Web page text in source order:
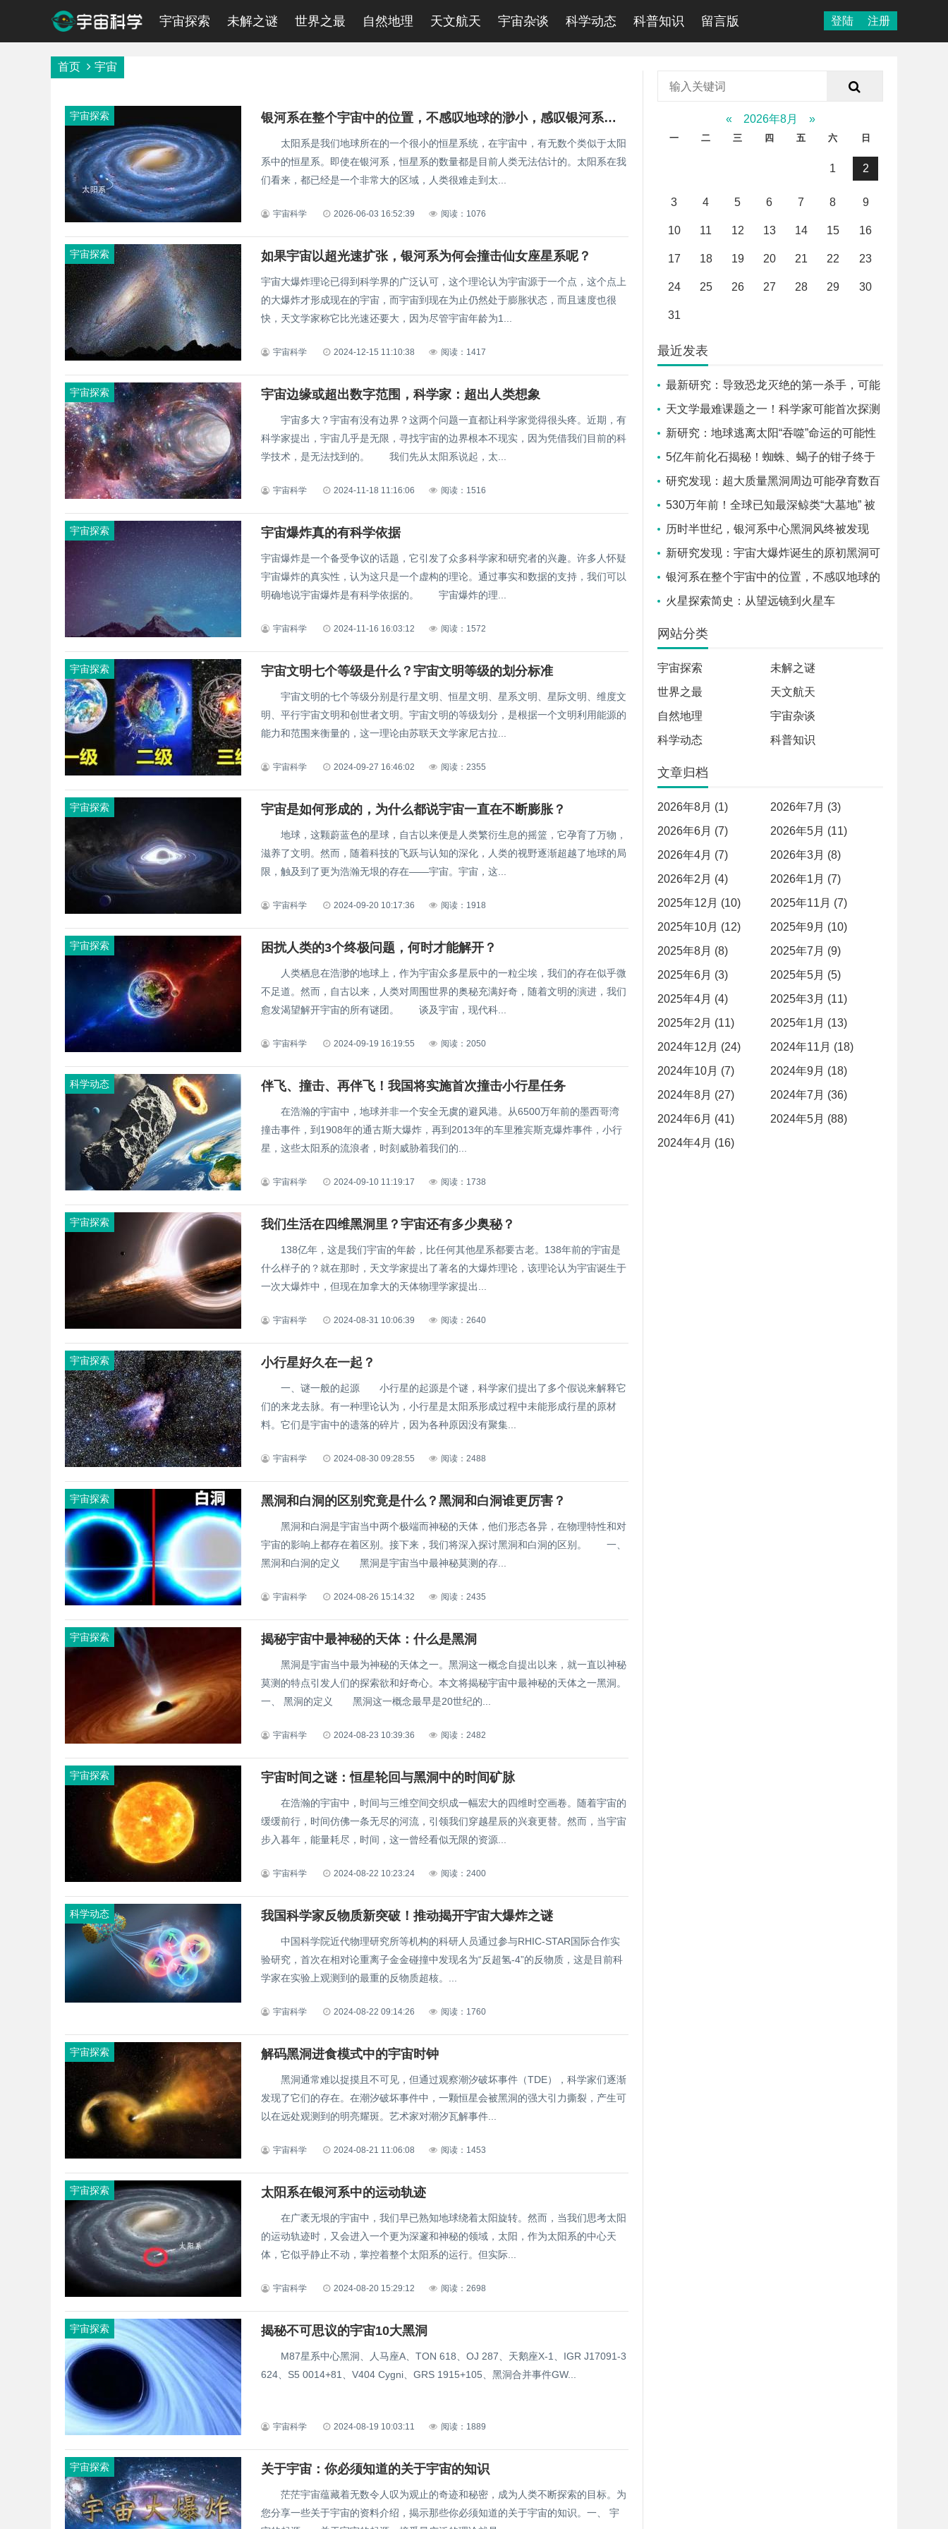
宇宙探索 未解之谜 世界之最 自然地理 天文航天 宇宙杂谈 科学动态 科普知识 留言版 登陆 注册
首页 宇宙
宇宙探索 银河系在整个宇宙中的位置，不感叹地球的渺小，感叹银河系的渺小！
太阳系是我们地球所在的一个很小的恒星系统，在宇宙中，有无数个类似于太阳
系中的恒星系。即使在银河系，恒星系的数量都是目前人类无法估计的。太阳系在我
们看来，都已经是一个非常大的区域，人类很难走到太...
宇宙科学 2026-06-03 16:52:39 阅读：1076
宇宙探索 如果宇宙以超光速扩张，银河系为何会撞击仙女座星系呢？
宇宙大爆炸理论已得到科学界的广泛认可，这个理论认为宇宙源于一个点，这个点上
的大爆炸才形成现在的宇宙，而宇宙到现在为止仍然处于膨胀状态，而且速度也很
快，天文学家称它比光速还要大，因为尽管宇宙年龄为1...
宇宙科学 2024-12-15 11:10:38 阅读：1417
宇宙探索 宇宙边缘或超出数字范围，科学家：超出人类想象
宇宙多大？宇宙有没有边界？这两个问题一直都让科学家觉得很头疼。近期，有
科学家提出，宇宙几乎是无限，寻找宇宙的边界根本不现实，因为凭借我们目前的科
学技术，是无法找到的。 我们先从太阳系说起，太...
宇宙科学 2024-11-18 11:16:06 阅读：1516
宇宙探索 宇宙爆炸真的有科学依据
宇宙爆炸是一个备受争议的话题，它引发了众多科学家和研究者的兴趣。许多人怀疑
宇宙爆炸的真实性，认为这只是一个虚构的理论。通过事实和数据的支持，我们可以
明确地说宇宙爆炸是有科学依据的。 宇宙爆炸的理...
宇宙科学 2024-11-16 16:03:12 阅读：1572
宇宙探索 宇宙文明七个等级是什么？宇宙文明等级的划分标准
宇宙文明的七个等级分别是行星文明、恒星文明、星系文明、星际文明、维度文
明、平行宇宙文明和创世者文明。宇宙文明的等级划分，是根据一个文明利用能源的
能力和范围来衡量的，这一理论由苏联天文学家尼古拉...
宇宙科学 2024-09-27 16:46:02 阅读：2355
宇宙探索 宇宙是如何形成的，为什么都说宇宙一直在不断膨胀？
地球，这颗蔚蓝色的星球，自古以来便是人类繁衍生息的摇篮，它孕育了万物，
滋养了文明。然而，随着科技的飞跃与认知的深化，人类的视野逐渐超越了地球的局
限，触及到了更为浩瀚无垠的存在——宇宙。宇宙，这...
宇宙科学 2024-09-20 10:17:36 阅读：1918
宇宙探索 困扰人类的3个终极问题，何时才能解开？
人类栖息在浩渺的地球上，作为宇宙众多星辰中的一粒尘埃，我们的存在似乎微
不足道。然而，自古以来，人类对周围世界的奥秘充满好奇，随着文明的演进，我们
愈发渴望解开宇宙的所有谜团。 谈及宇宙，现代科...
宇宙科学 2024-09-19 16:19:55 阅读：2050
科学动态 伴飞、撞击、再伴飞！我国将实施首次撞击小行星任务
在浩瀚的宇宙中，地球并非一个安全无虞的避风港。从6500万年前的墨西哥湾
撞击事件，到1908年的通古斯大爆炸，再到2013年的车里雅宾斯克爆炸事件，小行
星，这些太阳系的流浪者，时刻威胁着我们的...
宇宙科学 2024-09-10 11:19:17 阅读：1738
宇宙探索 我们生活在四维黑洞里？宇宙还有多少奥秘？
138亿年，这是我们宇宙的年龄，比任何其他星系都要古老。138年前的宇宙是
什么样子的？就在那时，天文学家提出了著名的大爆炸理论，该理论认为宇宙诞生于
一次大爆炸中，但现在加拿大的天体物理学家提出...
宇宙科学 2024-08-31 10:06:39 阅读：2640
宇宙探索 小行星好久在一起？
一、谜一般的起源 小行星的起源是个谜，科学家们提出了多个假说来解释它
们的来龙去脉。有一种理论认为，小行星是太阳系形成过程中未能形成行星的原材
料。它们是宇宙中的遗落的碎片，因为各种原因没有聚集...
宇宙科学 2024-08-30 09:28:55 阅读：2488
宇宙探索 黑洞和白洞的区别究竟是什么？黑洞和白洞谁更厉害？
黑洞和白洞是宇宙当中两个极端而神秘的天体，他们形态各异，在物理特性和对
宇宙的影响上都存在着区别。接下来，我们将深入探讨黑洞和白洞的区别。 一、
黑洞和白洞的定义 黑洞是宇宙当中最神秘莫测的存...
宇宙科学 2024-08-26 15:14:32 阅读：2435
宇宙探索 揭秘宇宙中最神秘的天体：什么是黑洞
黑洞是宇宙当中最为神秘的天体之一。黑洞这一概念自提出以来，就一直以神秘
莫测的特点引发人们的探索欲和好奇心。本文将揭秘宇宙中最神秘的天体之一黑洞。
一、 黑洞的定义 黑洞这一概念最早是20世纪的...
宇宙科学 2024-08-23 10:39:36 阅读：2482
宇宙探索 宇宙时间之谜：恒星轮回与黑洞中的时间矿脉
在浩瀚的宇宙中，时间与三维空间交织成一幅宏大的四维时空画卷。随着宇宙的
缓缓前行，时间仿佛一条无尽的河流，引领我们穿越星辰的兴衰更替。然而，当宇宙
步入暮年，能量耗尽，时间，这一曾经看似无限的资源...
宇宙科学 2024-08-22 10:23:24 阅读：2400
科学动态 我国科学家反物质新突破！推动揭开宇宙大爆炸之谜
中国科学院近代物理研究所等机构的科研人员通过参与RHIC-STAR国际合作实
验研究，首次在相对论重离子金金碰撞中发现名为“反超氢-4”的反物质，这是目前科
学家在实验上观测到的最重的反物质超核。...
宇宙科学 2024-08-22 09:14:26 阅读：1760
宇宙探索 解码黑洞进食模式中的宇宙时钟
黑洞通常难以捉摸且不可见，但通过观察潮汐破坏事件（TDE），科学家们逐渐
发现了它们的存在。在潮汐破坏事件中，一颗恒星会被黑洞的强大引力撕裂，产生可
以在远处观测到的明亮耀斑。艺术家对潮汐瓦解事件...
宇宙科学 2024-08-21 11:06:08 阅读：1453
宇宙探索 太阳系在银河系中的运动轨迹
在广袤无垠的宇宙中，我们早已熟知地球绕着太阳旋转。然而，当我们思考太阳
的运动轨迹时，又会进入一个更为深邃和神秘的领域，太阳，作为太阳系的中心天
体，它似乎静止不动，掌控着整个太阳系的运行。但实际...
宇宙科学 2024-08-20 15:29:12 阅读：2698
宇宙探索 揭秘不可思议的宇宙10大黑洞
M87星系中心黑洞、人马座A、TON 618、OJ 287、天鹅座X-1、IGR J17091-3
624、S5 0014+81、V404 Cygni、GRS 1915+105、黑洞合并事件GW...
宇宙科学 2024-08-19 10:03:11 阅读：1889
宇宙探索 关于宇宙：你必须知道的关于宇宙的知识
茫茫宇宙蕴藏着无数令人叹为观止的奇迹和秘密，成为人类不断探索的目标。为
您分享一些关于宇宙的资料介绍，揭示那些你必须知道的关于宇宙的知识。一、 宇
« 2026年8月 »
一 二 三 四 五 六 日
1 2
3 4 5 6 7 8 9
10 11 12 13 14 15 16
17 18 19 20 21 22 23
24 25 26 27 28 29 30
31
最近发表
最新研究：导致恐龙灭绝的第一杀手，可能
不是寒冬而是全球火海
天文学最难课题之一！科学家可能首次探测
到系外卫星
新研究：地球逃离太阳“吞噬”命运的可能性
增大
5亿年前化石揭秘！蜘蛛、蝎子的钳子终于
找到演化源头
研究发现：超大质量黑洞周边可能孕育数百
万颗行星
530万年前！全球已知最深鲸类“大墓地” 被
发现历时半世纪，银河系中心黑洞风终被发现
新研究发现：宇宙大爆炸诞生的原初黑洞可
演化成白洞
银河系在整个宇宙中的位置，不感叹地球的
渺小，感叹银河系的渺小！
火星探索简史：从望远镜到火星车
网站分类
宇宙探索
未解之谜
世界之最
天文航天
自然地理
宇宙杂谈
科学动态
科普知识
文章归档
2026年8月 (1)
2026年7月 (3)
2026年6月 (7)
2026年5月 (11)
2026年4月 (7)
2026年3月 (8)
2026年2月 (4)
2026年1月 (7)
2025年12月 (10)
2025年11月 (7)
2025年10月 (12)
2025年9月 (10)
2025年8月 (8)
2025年7月 (9)
2025年6月 (3)
2025年5月 (5)
2025年4月 (4)
2025年3月 (11)
2025年2月 (11)
2025年1月 (13)
2024年12月 (24)
2024年11月 (18)
2024年10月 (7)
2024年9月 (18)
2024年8月 (27)
2024年7月 (36)
2024年6月 (41)
2024年5月 (88)
2024年4月 (16)